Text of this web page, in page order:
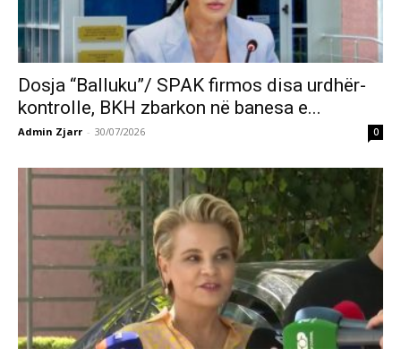
Dosja “Balluku”/ SPAK firmos disa urdhër-
kontrolle, BKH zbarkon në banesa e...
Admin Zjarr - 30/07/2026 0